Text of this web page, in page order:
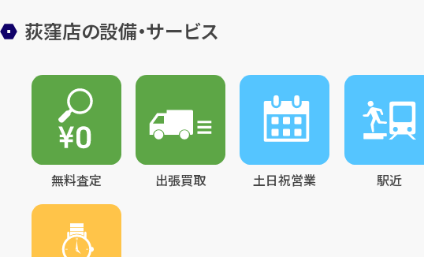
荻窪店の設備・サービス
無料査定 出張買取 土日祝営業 駅近